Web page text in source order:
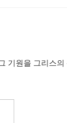
기원을 그리스의